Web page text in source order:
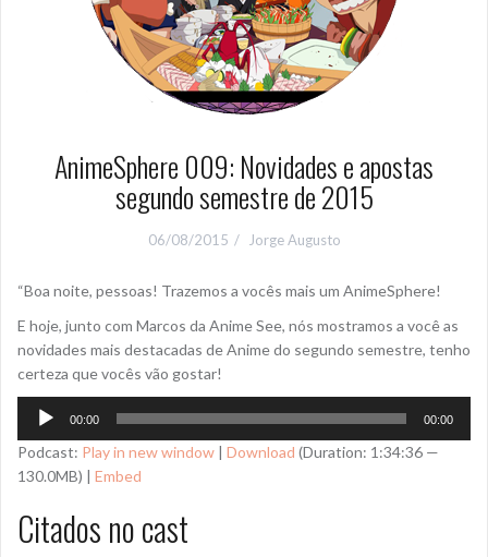
AnimeSphere 009: Novidades e apostas
segundo semestre de 2015
06/08/2015 Jorge Augusto
“Boa noite, pessoas! Trazemos a vocês mais um AnimeSphere!
E hoje, junto com Marcos da Anime See, nós mostramos a você as
novidades mais destacadas de Anime do segundo semestre, tenho
certeza que vocês vão gostar!
Tocador
áudio
00:00 00:00
Podcast: Play in new window | Download (Duration: 1:34:36 —
130.0MB) | Embed
Citados no cast